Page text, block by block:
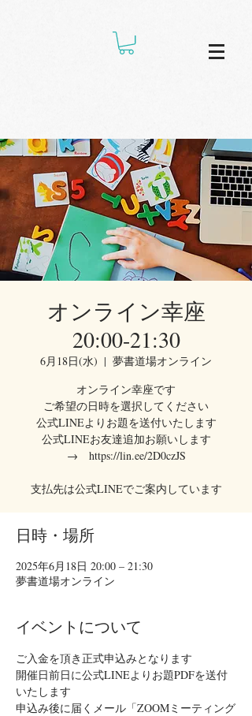
オンライン幸座
20:00-21:30
6月18日(水)
  |
夢書道場オンライン
オンライン幸座です
ご希望の日時を選択してください
公式LINEよりお題を送付いたします
公式LINEお友達追加お願いします
→ https://lin.ee/2D0czJS
支払先は公式LINEでご案内しています
日時・場所
2025年6月18日 20:00 – 21:30
夢書道場オンライン
イベントについて
ご入金を頂き正式申込みとなります
開催日前日に公式LINEよりお題PDFを送付
いたします
申込み後に届くメール「ZOOMミーティング